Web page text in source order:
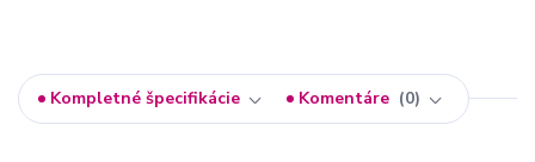
Kompletné špecifikácie Komentáre 0